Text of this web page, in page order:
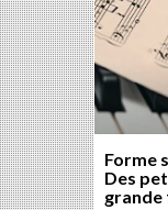
Forme
Des